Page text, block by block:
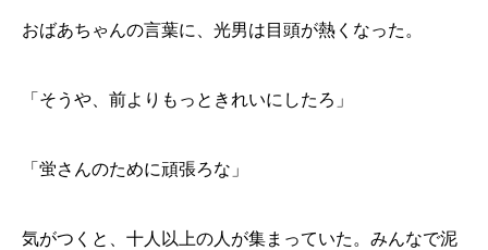
おばあちゃんの言葉に、光男は目頭が熱くなった。
「そうや、前よりもっときれいにしたろ」
「蛍さんのために頑張ろな」
気がつくと、十人以上の人が集まっていた。みんなで泥